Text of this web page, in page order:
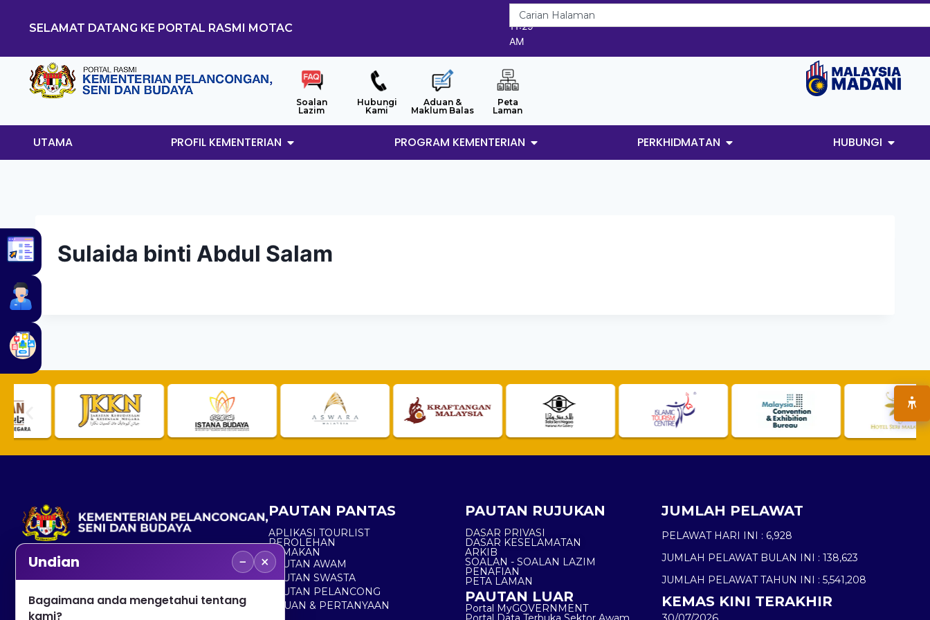
SELAMAT DATANG KE PORTAL RASMI MOTAC
9/8/2026
11:29
AM
Soalan
Lazim
Hubungi
Kami
Aduan &
Maklum Balas
Peta
Laman
UTAMA PROFIL KEMENTERIAN PROGRAM KEMENTERIAN PERKHIDMATAN HUBUNGI
Sulaida binti Abdul Salam
No. 2, Menara 1, Jalan P5/6, Presint 5,
+603 8000 8000
PAUTAN PANTAS
APLIKASI TOURLIST
PEROLEHAN
SEMAKAN
PAUTAN AWAM
PAUTAN SWASTA
PAUTAN PELANCONG
ADUAN & PERTANYAAN
PAUTAN RUJUKAN
DASAR PRIVASI
DASAR KESELAMATAN
ARKIB
SOALAN - SOALAN LAZIM
PENAFIAN
PETA LAMAN
PAUTAN LUAR
Portal MyGOVERNMENT
JUMLAH PELAWAT
PELAWAT HARI INI : 6,928
JUMLAH PELAWAT BULAN INI : 138,623
JUMLAH PELAWAT TAHUN INI : 5,541,208
KEMAS KINI TERAKHIR
Undian − ×
Bagaimana anda mengetahui tentang
kami?